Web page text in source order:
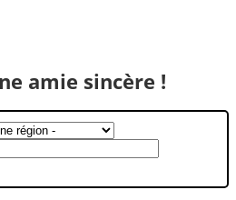
amie sincère !